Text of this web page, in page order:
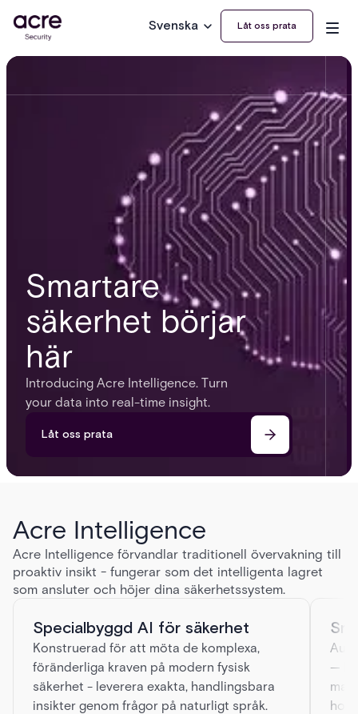
Svenska Låt oss prata
Smartare
säkerhet börjar
här
Introducing Acre Intelligence. Turn
your data into real-time insight.
Låt oss prata
Acre Intelligence
Acre Intelligence förvandlar traditionell övervakning till
proaktiv insikt - fungerar som det intelligenta lagret
som ansluter och höjer dina säkerhetssystem.
Specialbyggd AI för säkerhet
Konstruerad för att möta de komplexa,
föränderliga kraven på modern fysisk
säkerhet - leverera exakta, handlingsbara
insikter genom frågor på naturligt språk.
—